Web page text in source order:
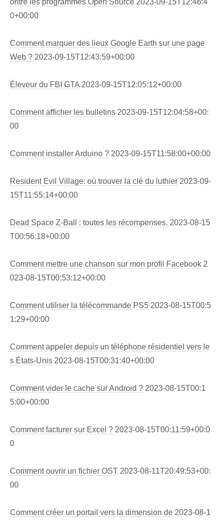
0+00:00
Comment marquer des lieux Google Earth sur une page
Web ? 2023-09-15T12:43:59+00:00
Éleveur du FBI GTA 2023-09-15T12:05:12+00:00
Comment afficher les bulletins 2023-09-15T12:04:58+00:
00
Comment installer Arduino ? 2023-09-15T11:58:00+00:00
Resident Evil Village: où trouver la clé du luthier 2023-09-
15T11:55:14+00:00
Dead Space Z-Ball : toutes les récompenses. 2023-08-15
T00:56:18+00:00
Comment mettre une chanson sur mon profil Facebook 2
023-08-15T00:53:12+00:00
Comment utiliser la télécommande PS5 2023-08-15T00:5
1:29+00:00
Comment appeler depuis un téléphone résidentiel vers le
s États-Unis 2023-08-15T00:31:40+00:00
Comment vider le cache sur Android ? 2023-08-15T00:1
5:00+00:00
Comment facturer sur Excel ? 2023-08-15T00:11:59+00:0
0
Comment ouvrir un fichier OST 2023-08-11T20:49:53+00:
00
Comment créer un portail vers la dimension de 2023-08-1